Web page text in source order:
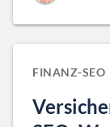
FINANZ-SEO